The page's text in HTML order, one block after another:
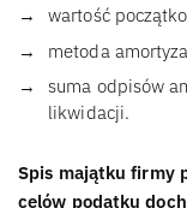
wartość
metoda
suma odpisów
likwidacji.
Spis majątku firmy
celów podatku